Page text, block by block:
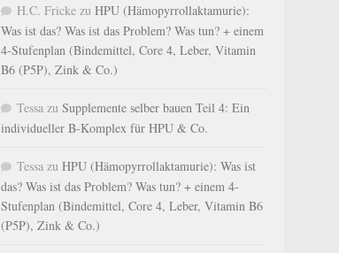
H.C. Fricke zu HPU (Hämopyrrollaktamurie):
Was ist das? Was ist das Problem? Was tun? + einem
4-Stufenplan (Bindemittel, Core 4, Leber, Vitamin
B6 (P5P), Zink & Co.)
Tessa zu Supplemente selber bauen Teil 4: Ein
individueller B-Komplex für HPU & Co.
Tessa zu HPU (Hämopyrrollaktamurie): Was ist
das? Was ist das Problem? Was tun? + einem 4-
Stufenplan (Bindemittel, Core 4, Leber, Vitamin B6
(P5P), Zink & Co.)